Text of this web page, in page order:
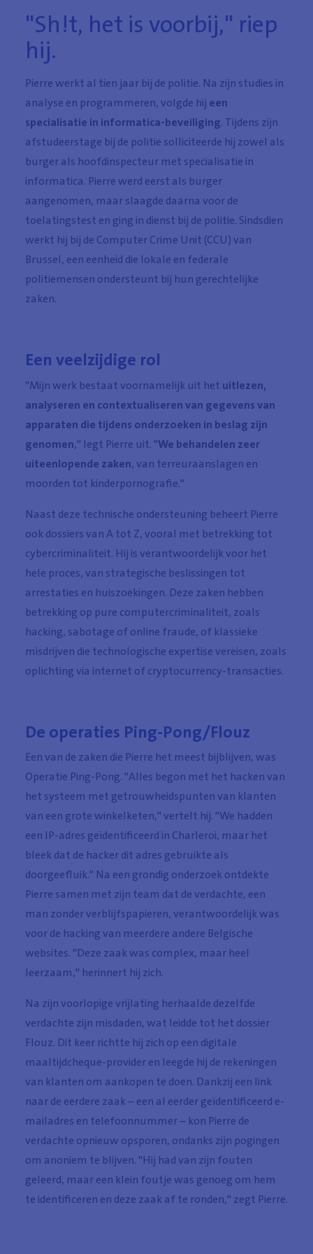
"Sh!t, het is voorbij," riep
hij.
Pierre werkt al tien jaar bij de politie. Na zijn studies in
analyse en programmeren, volgde hij een
specialisatie in informatica-beveiliging. Tijdens zijn
afstudeerstage bij de politie solliciteerde hij zowel als
burger als hoofdinspecteur met specialisatie in
informatica. Pierre werd eerst als burger
aangenomen, maar slaagde daarna voor de
toelatingstest en ging in dienst bij de politie. Sindsdien
werkt hij bij de Computer Crime Unit (CCU) van
Brussel, een eenheid die lokale en federale
politiemensen ondersteunt bij hun gerechtelijke
zaken.
Een veelzijdige rol
"Mijn werk bestaat voornamelijk uit het uitlezen,
analyseren en contextualiseren van gegevens van
apparaten die tijdens onderzoeken in beslag zijn
genomen," legt Pierre uit. "We behandelen zeer
uiteenlopende zaken, van terreuraanslagen en
moorden tot kinderpornografie."
Naast deze technische ondersteuning beheert Pierre
ook dossiers van A tot Z, vooral met betrekking tot
cybercriminaliteit. Hij is verantwoordelijk voor het
hele proces, van strategische beslissingen tot
arrestaties en huiszoekingen. Deze zaken hebben
betrekking op pure computercriminaliteit, zoals
hacking, sabotage of online fraude, of klassieke
misdrijven die technologische expertise vereisen, zoals
oplichting via internet of cryptocurrency-transacties.
De operaties Ping-Pong/Flouz
Een van de zaken die Pierre het meest bijblijven, was
Operatie Ping-Pong. "Alles begon met het hacken van
het systeem met getrouwheidspunten van klanten
van een grote winkelketen," vertelt hij. "We hadden
een IP-adres geïdentificeerd in Charleroi, maar het
bleek dat de hacker dit adres gebruikte als
doorgeefluik." Na een grondig onderzoek ontdekte
Pierre samen met zijn team dat de verdachte, een
man zonder verblijfspapieren, verantwoordelijk was
voor de hacking van meerdere andere Belgische
websites. "Deze zaak was complex, maar heel
leerzaam," herinnert hij zich.
Na zijn voorlopige vrijlating herhaalde dezelfde
verdachte zijn misdaden, wat leidde tot het dossier
Flouz. Dit keer richtte hij zich op een digitale
maaltijdcheque-provider en leegde hij de rekeningen
van klanten om aankopen te doen. Dankzij een link
naar de eerdere zaak – een al eerder geïdentificeerd e-
mailadres en telefoonnummer – kon Pierre de
verdachte opnieuw opsporen, ondanks zijn pogingen
om anoniem te blijven. "Hij had van zijn fouten
geleerd, maar een klein foutje was genoeg om hem
te identificeren en deze zaak af te ronden," zegt Pierre.